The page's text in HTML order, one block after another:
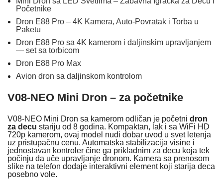
Početnike
Dron E88 Pro – 4K Kamera, Auto-Povratak i Torba u
Paketu
Dron E88 Pro sa 4K kamerom i daljinskim upravljanjem
— set sa torbicom
Dron E88 Pro Max
Avion dron sa daljinskom kontrolom
V08-NEO Mini Dron – za početnike
V08-NEO Mini Dron sa kamerom odličan je početni dron
za decu stariju od 8 godina. Kompaktan, lak i sa WiFi HD
720p kamerom, ovaj model nudi dobar uvod u svet letenja
uz pristupačnu cenu. Automatska stabilizacija visine i
jednostavan kontroler čine ga prikladnim za decu koja tek
počinju da uče upravljanje dronom. Kamera sa prenosom
slike na telefon dodaje interaktivni element koji starija deca
posebno vole.